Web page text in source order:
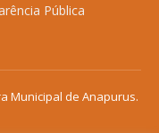
Pública
Municipal de Anapurus.